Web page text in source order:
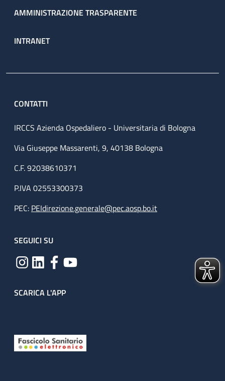
AMMINISTRAZIONE TRASPARENTE
INTRANET
CONTATTI
IRCCS Azienda Ospedaliero - Universitaria di Bologna
Via Giuseppe Massarenti, 9, 40138 Bologna
C.F. 92038610371
P.IVA 02553300373
PEC: PEIdirezione.generale@pec.aosp.bo.it
SEGUICI SU
SCARICA L'APP